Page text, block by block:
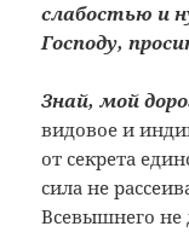
слабостью и
Господу,
Знай, мой
видовое и
от секрета
сила не
Всевышнего не